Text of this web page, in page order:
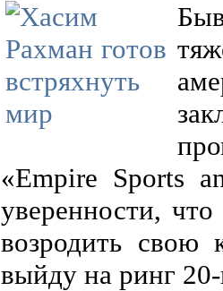
«Empire Sports
уверенности,
возродить свою
выйду на ринг 20-